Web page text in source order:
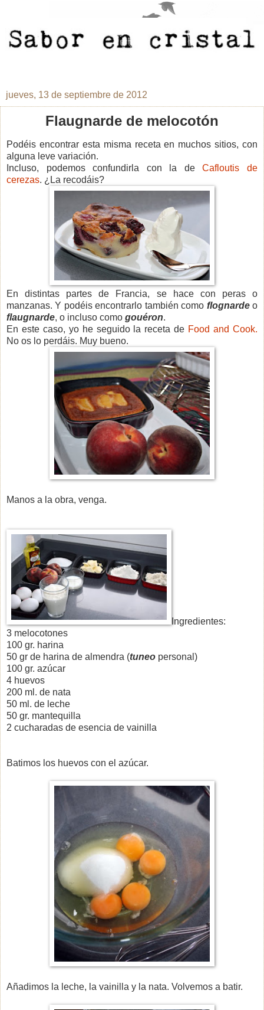
jueves, 13 de septiembre de 2012
Flaugnarde de melocotón
Podéis encontrar esta misma receta en muchos sitios, con
alguna leve variación.
Incluso, podemos confundirla con la deCafloutis de
cerezas. ¿La recodáis?
En distintas partes de Francia, se hace con peras o
manzanas. Y podéis encontrarlo también como flognardeo
flaugnarde, o incluso como gouéron.
En este caso, yo he seguido la receta de Food and Cook.
No os lo perdáis. Muy bueno.
Manos a la obra, venga.
Ingredientes:
3 melocotones
100 gr. harina
50 gr de harina de almendra (tuneo personal)
100 gr. azúcar
4 huevos
200 ml. de nata
50 ml. de leche
50 gr. mantequilla
2 cucharadas de esencia de vainilla
Batimos los huevos con el azúcar.
Añadimos la leche, la vainilla y la nata. Volvemos a batir.